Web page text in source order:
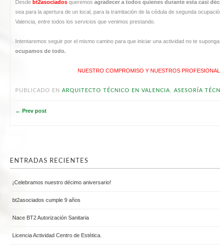
Desde bt2asociados queremos agradecer a todos quienes durante esta casi
sea para la apertura de un local, para la tramitación de la cédula de segunda
Valencia, entre todos los servicios que venimos prestando.
Intentaremos seguir por el mismo camino para que iniciar una actividad no te
ocupamos de todo.
NUESTRO COMPROMISO Y NUESTROS
PUBLICADO EN ARQUITECTO TÉCNICO EN VALENCIA, ASESORÍA
← Prev post
ENTRADAS RECIENTES
¡Celebramos nuestro décimo aniversario!
bt2asociados cumple 9 años
Nace BT2 Autorización Sanitaria
Licencia Actividad Centro de Estética.